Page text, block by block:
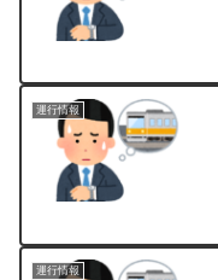
運行情報
運行情報